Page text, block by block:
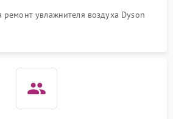
1000 ₽
ремонт увлажнителя воздуха Dyson